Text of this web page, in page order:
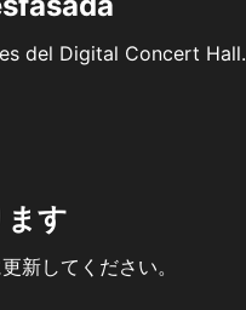
del Digital Concert Hall.
す
新してください。